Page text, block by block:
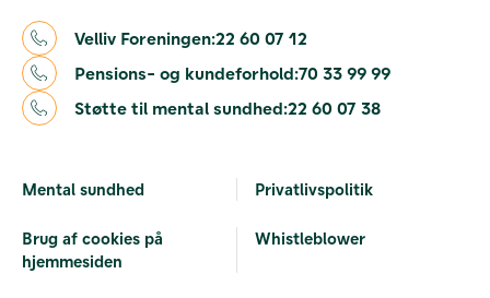
Velliv Foreningen:22 60 07 12
Pensions- og kundeforhold:70 33 99 99
Støtte til mental sundhed:22 60 07 38
Mental sundhed Privatlivspolitik
Brug af cookies på
hjemmesiden
Whistleblower